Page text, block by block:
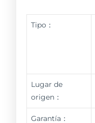
Tipo：
Lugar de
origen：
Garantía：